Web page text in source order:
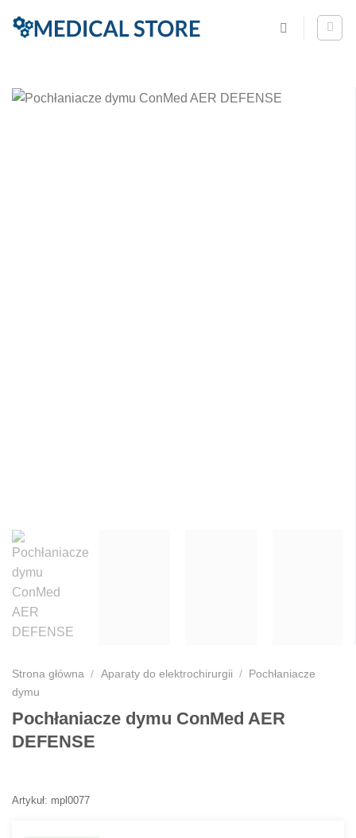
Strona główna / Aparaty do elektrochirurgii / Pochłaniacze
dymu
Pochłaniacze dymu ConMed AER
DEFENSE
Artykuł: mpl0077